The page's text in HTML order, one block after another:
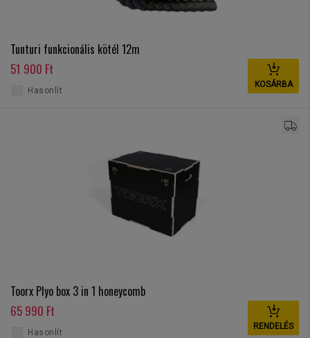
Tunturi funkcionális kötél 12m
51 900 Ft
KOSÁRBA
Hasonlít
Toorx Plyo box 3 in 1 honeycomb
65 990 Ft
RENDELÉS
Hasonlít